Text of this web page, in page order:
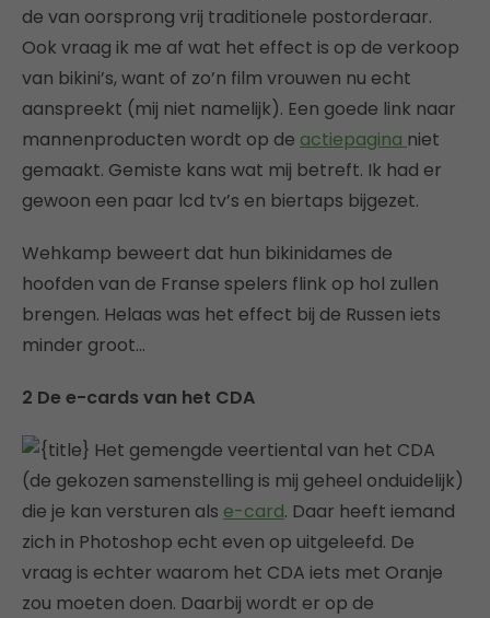
de van oorsprong vrij traditionele postorderaar.
Ook vraag ik me af wat het effect is op de verkoop
van bikini’s, want of zo’n film vrouwen nu echt
aanspreekt (mij niet namelijk). Een goede link naar
mannenproducten wordt op de actiepagina niet
gemaakt. Gemiste kans wat mij betreft. Ik had er
gewoon een paar lcd tv’s en biertaps bijgezet.
Wehkamp beweert dat hun bikinidames de
hoofden van de Franse spelers flink op hol zullen
brengen. Helaas was het effect bij de Russen iets
minder groot…
2 De e-cards van het CDA
Het gemengde veertiental van het CDA
(de gekozen samenstelling is mij geheel onduidelijk)
die je kan versturen als e-card. Daar heeft iemand
zich in Photoshop echt even op uitgeleefd. De
vraag is echter waarom het CDA iets met Oranje
zou moeten doen. Daarbij wordt er op de